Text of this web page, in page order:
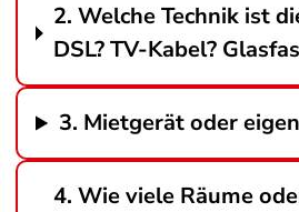
2. Welche Technik ist
DSL? TV-Kabel?
3. Mietgerät oder
4. Wie viele Räume